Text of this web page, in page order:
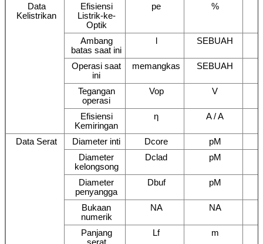
Data
Kelistrikan
Efisiensi
Listrik-ke-
Optik
pe %
Ambang
batas saat ini
l SEBUAH
Operasi saat
ini
memangkas SEBUAH
Tegangan
operasi
Vop V
Efisiensi
Kemiringan
η A / A
Data Serat Diameter inti Dcore
pM
Diameter
kelongsong
Dclad pM
Diameter
penyangga
Dbuf pM
Bukaan
numerik
NA NA
Panjang
serat
Lf m